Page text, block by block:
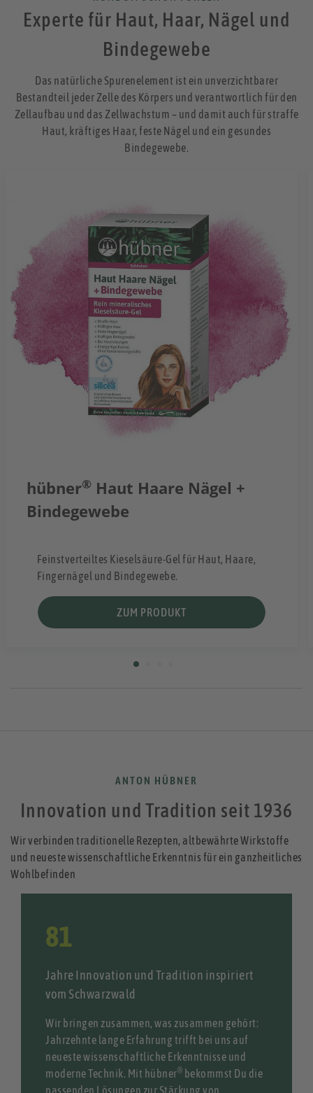
Experte für Haut, Haar, Nägel und
Bindegewebe
Das natürliche Spurenelement ist ein unverzichtbarer
Bestandteil jeder Zelle des Körpers und verantwortlich für den
Zellaufbau und das Zellwachstum – und damit auch für straffe
Haut, kräftiges Haar, feste Nägel und ein gesundes
Bindegewebe.
hübner® Haut Haare Nägel +
Bindegewebe
Feinstverteiltes Kieselsäure-Gel für Haut, Haare,
Fingernägel und Bindegewebe.
ZUM PRODUKT
ANTON HÜBNER
Innovation und Tradition seit 1936
Wirverbinden traditionelle Rezepten, altbewährteWirkstoffe
und neuestewissenschaftliche Erkenntnis für ein ganzheitliches
Wohlbefinden
90
Jahre Innovation und Tradition inspiriert
vom Schwarzwald
Wir bringen zusammen, was zusammen gehört:
Jahrzehnte lange Erfahrung trifft bei uns auf
neueste wissenschaftliche Erkenntnisse und
moderne Technik. Mit hübner® bekommst Du die
passenden Lösungen zur Stärkung von